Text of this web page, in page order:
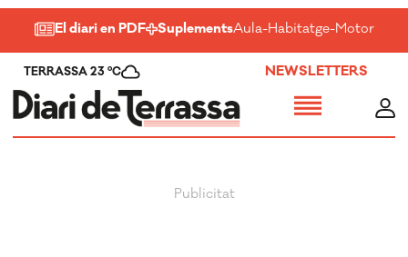
El diari en PDF SuplementsAula-Habitatge-Motor-
TERRASSA 23 ºC NEWSLETTERS